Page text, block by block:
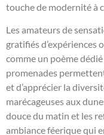
touche de modernité à
Les amateurs de
gratifiés d’expériences
comme un poème dédié
promenades
et d’apprécier la
marécageuses aux
douce du matin et les
ambiance féerique qui